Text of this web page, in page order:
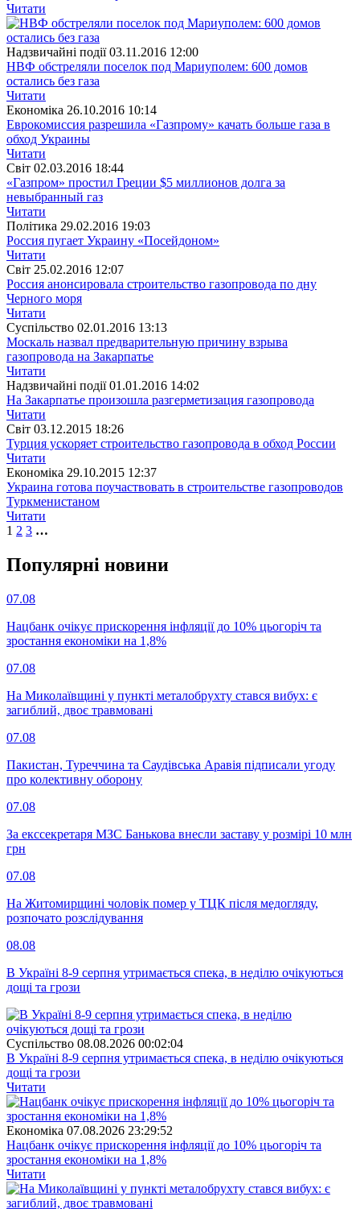
Читати
Надзвичайні події 03.11.2016 12:00
НВФ обстреляли поселок под Мариуполем: 600 домов
остались без газа
Читати
Економіка 26.10.2016 10:14
Еврокомиссия разрешила «Газпрому» качать больше газа в
обход Украины
Читати
Свiт 02.03.2016 18:44
«Газпром» простил Греции $5 миллионов долга за
невыбранный газ
Читати
Полiтика 29.02.2016 19:03
Россия пугает Украину «Посейдоном»
Читати
Свiт 25.02.2016 12:07
Россия анонсировала строительство газопровода по дну
Черного моря
Читати
Суспiльство 02.01.2016 13:13
Москаль назвал предварительную причину взрыва
газопровода на Закарпатье
Читати
Надзвичайні події 01.01.2016 14:02
На Закарпатье произошла разгерметизация газопровода
Читати
Свiт 03.12.2015 18:26
Турция ускоряет строительство газопровода в обход России
Читати
Економіка 29.10.2015 12:37
Украина готова поучаствовать в строительстве газопроводов
Туркменистаном
Читати
1 2 3 …
Популярнi новини
07.08
Нацбанк очікує прискорення інфляції до 10% цьогоріч та
зростання економіки на 1,8%
07.08
На Миколаївщині у пункті металобрухту стався вибух: є
загиблий, двоє травмовані
07.08
Пакистан, Туреччина та Саудівська Аравія підписали угоду
про колективну оборону
07.08
За екссекретаря МЗС Банькова внесли заставу у розмірі 10 млн
грн
07.08
На Житомирщині чоловік помер у ТЦК після медогляду,
розпочато розслідування
08.08
В Україні 8-9 серпня утримається спека, в неділю очікуються
дощі та грози
Суспiльство 08.08.2026 00:02:04
В Україні 8-9 серпня утримається спека, в неділю очікуються
дощі та грози
Читати
Економіка 07.08.2026 23:29:52
Нацбанк очікує прискорення інфляції до 10% цьогоріч та
зростання економіки на 1,8%
Читати